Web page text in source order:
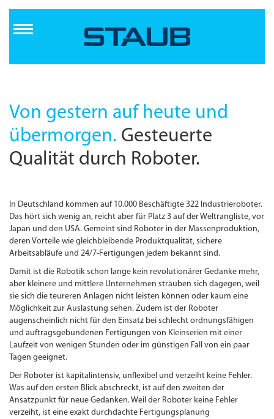
Inhalt
Von gestern auf heute und
übermorgen. Gesteuerte
Qualität durch Roboter.
In Deutschland kommen auf 10.000 Beschäftigte 322 Industrieroboter.
Das hört sich wenig an, reicht aber für Platz 3 auf der Weltrangliste, vor
Japan und den USA. Gemeint sind Roboter in der Massenproduktion,
deren Vorteile wie gleichbleibende Produktqualität, sichere
Arbeitsabläufe und 24/7-Fertigungen jedem bekannt sind.
Damit ist die Robotik schon lange kein revolutionärer Gedanke mehr,
aber kleinere und mittlere Unternehmen sträuben sich dagegen, weil
sie sich die teureren Anlagen nicht leisten können oder kaum eine
Möglichkeit zur Auslastung sehen. Zudem ist der Roboter
augenscheinlich nicht für den Einsatz bei schlecht ordnungs­fähigen
und auftragsgebundenen Fertigungen von Kleinserien mit einer
Laufzeit von wenigen Stunden oder im günstigen Fall von ein paar
Tagen geeignet.
Der Roboter ist kapitalintensiv, unflexibel und verzeiht keine Fehler.
Was auf den ersten Blick abschreckt, ist auf den zweiten der
Ansatzpunkt für neue Gedanken. Weil der Roboter keine Fehler
verzeiht, ist eine exakt durchdachte Fertigungsplanung